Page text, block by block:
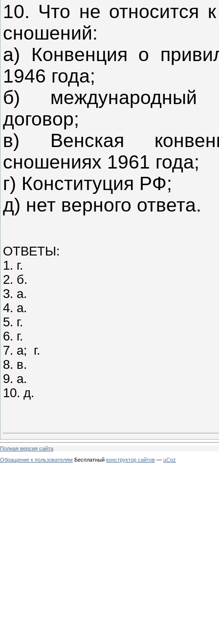
10. Что не относится
сношений:
а) Конвенция о
1946 года;
б) международный
договор;
в) Венская
сношениях 1961 года;
г) Конституция РФ;
д) нет верного ответа.
ОТВЕТЫ:
1. г.
2. б.
3. а.
4. а.
5. г.
6. г.
7. а; г.
8. в.
9. а.
10. д.
Полная версия сайта
Обращение к пользователям Бесплатный конструктор сайтов — uCoz